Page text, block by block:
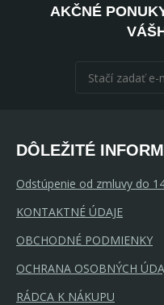
AKČNÉ
DÔLEŽITÉ
Odstúpenie od zmluvy do
KONTAKTNÉ ÚDAJE
OBCHODNÉ PODMIENKY
OCHRANA OSOBNÝCH
RÁDCA K NÁKUPU